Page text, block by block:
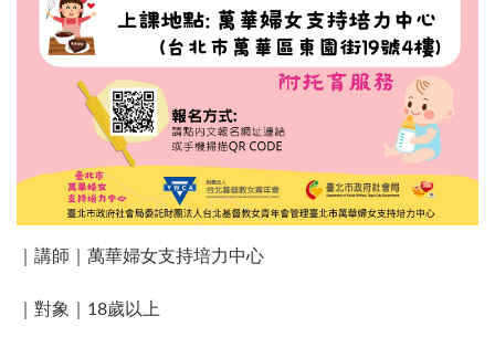
｜講師｜萬華婦女支持培力中心
｜對象｜18歲以上